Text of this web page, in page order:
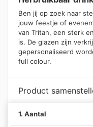
Ben jij op zoek naar
jouw feestje of
van Tritan, een sterk
is. De glazen zijn
gepersonaliseerd
full colour.
Product
1. Aantal